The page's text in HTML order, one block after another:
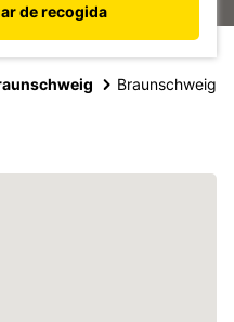
de recogida
Braunschweig